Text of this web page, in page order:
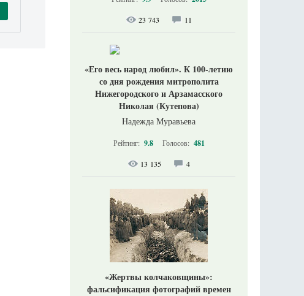
23 743 11
«Его весь народ любил». К 100-летию
со дня рождения митрополита
Нижегородского и Арзамасского
Николая (Кутепова)
Надежда Муравьева
Рейтинг: 9.8 Голосов: 481
13 135 4
«Жертвы колчаковщины»:
фальсификация фотографий времен